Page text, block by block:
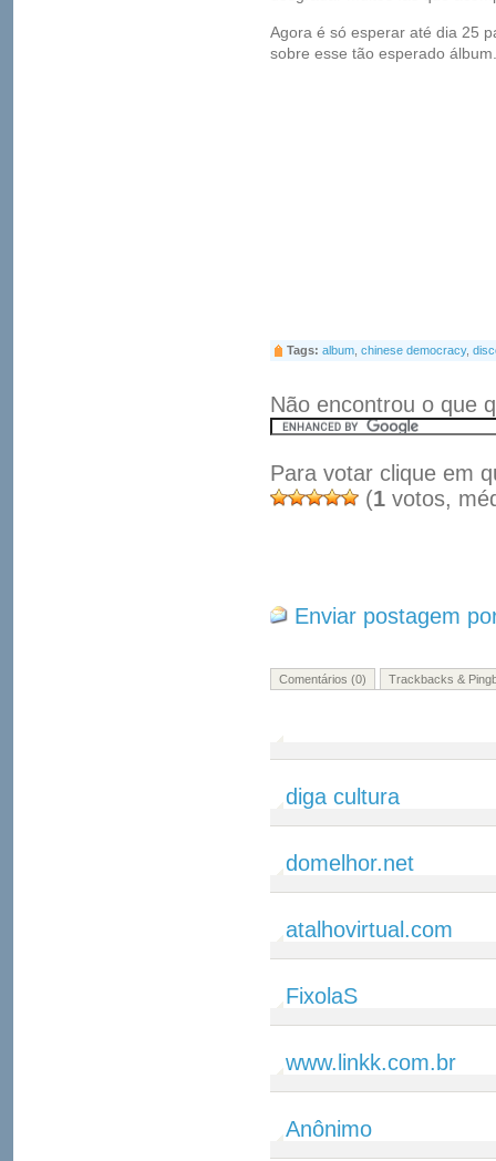
Agora é só esperar até dia 25
sobre esse tão esperado álbum.
Tags: album chinese democracy,
Não encontrou o que
Para votar clique em
(1 votos,
Enviar postagem
Comentários (0) Trackbacks &
diga cultura
domelhor.net
atalhovirtual.com
FixolaS
www.linkk.com.br
Anônimo